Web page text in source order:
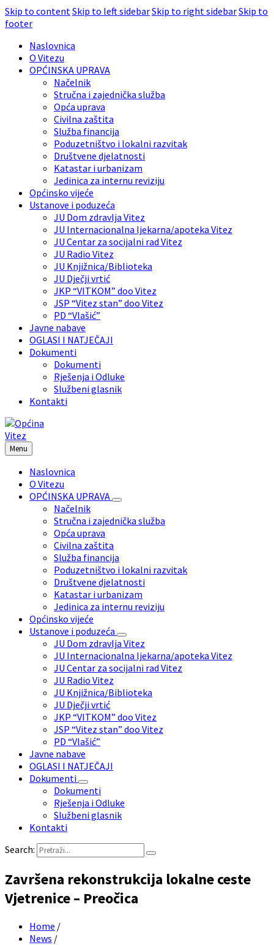
Skip to contentSkip to left sidebarSkip to right sidebarSkip to
footer
Naslovnica
O Vitezu
OPĆINSKA UPRAVA
Načelnik
Stručna i zajednička služba
Opća uprava
Civilna zaštita
Služba financija
Poduzetništvo i lokalni razvitak
Društvene djelatnosti
Katastar i urbanizam
Jedinica za internu reviziju
Općinsko vijeće
Ustanove i poduzeća
JU Dom zdravlja Vitez
JU Internacionalna ljekarna/apoteka Vitez
JU Centar za socijalni rad Vitez
JU Radio Vitez
JU Knjižnica/Biblioteka
JU Dječji vrtić
JKP “VITKOM” doo Vitez
JSP “Vitez stan” doo Vitez
PD “Vlašić”
Javne nabave
OGLASI I NATJEČAJI
Dokumenti
Dokumenti
Rješenja i Odluke
Službeni glasnik
Kontakti
Menu
Naslovnica
O Vitezu
OPĆINSKA UPRAVA
Načelnik
Stručna i zajednička služba
Opća uprava
Civilna zaštita
Služba financija
Poduzetništvo i lokalni razvitak
Društvene djelatnosti
Katastar i urbanizam
Jedinica za internu reviziju
Općinsko vijeće
Ustanove i poduzeća
JU Dom zdravlja Vitez
JU Internacionalna ljekarna/apoteka Vitez
JU Centar za socijalni rad Vitez
JU Radio Vitez
JU Knjižnica/Biblioteka
JU Dječji vrtić
JKP “VITKOM” doo Vitez
JSP “Vitez stan” doo Vitez
PD “Vlašić”
Javne nabave
OGLASI I NATJEČAJI
Dokumenti
Dokumenti
Rješenja i Odluke
Službeni glasnik
Kontakti
Search:
Završena rekonstrukcija lokalne ceste
Vjetrenice – Preočica
Home /
News /